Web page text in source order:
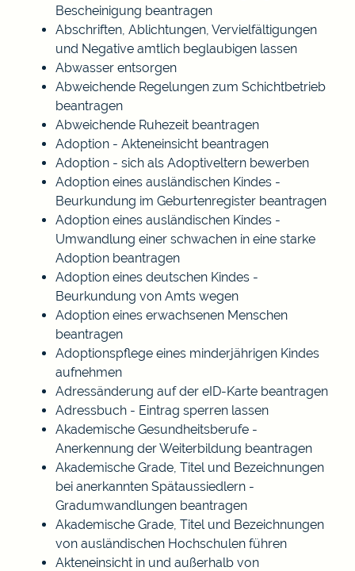
Bescheinigung beantragen
Abschriften, Ablichtungen, Vervielfältigungen
und Negative amtlich beglaubigen lassen
Abwasser entsorgen
Abweichende Regelungen zum Schichtbetrieb
beantragen
Abweichende Ruhezeit beantragen
Adoption - Akteneinsicht beantragen
Adoption - sich als Adoptiveltern bewerben
Adoption eines ausländischen Kindes -
Beurkundung im Geburtenregister beantragen
Adoption eines ausländischen Kindes -
Umwandlung einer schwachen in eine starke
Adoption beantragen
Adoption eines deutschen Kindes -
Beurkundung von Amts wegen
Adoption eines erwachsenen Menschen
beantragen
Adoptionspflege eines minderjährigen Kindes
aufnehmen
Adressänderung auf der eID-Karte beantragen
Adressbuch - Eintrag sperren lassen
Akademische Gesundheitsberufe -
Anerkennung der Weiterbildung beantragen
Akademische Grade, Titel und Bezeichnungen
bei anerkannten Spätaussiedlern -
Gradumwandlungen beantragen
Akademische Grade, Titel und Bezeichnungen
von ausländischen Hochschulen führen
Akteneinsicht in und außerhalb von